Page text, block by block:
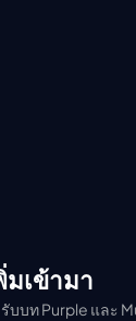
เข้ามา
บบท Purple และ